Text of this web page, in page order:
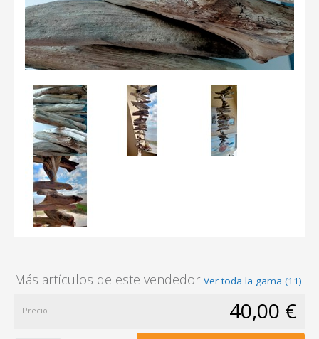
Más artículos de este vendedor Ver toda la gama (11)
Precio 40,00 €